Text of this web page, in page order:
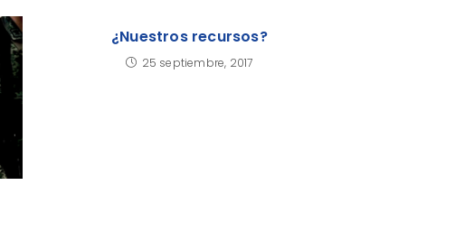
¿Nuestros recursos?
25 septiembre, 2017